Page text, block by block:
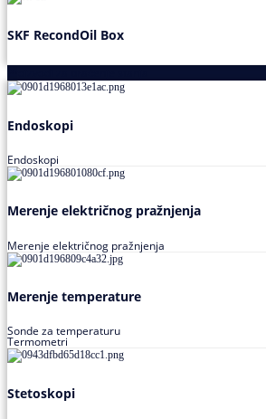
SKF RecondOil Box
Endoskopi
Endoskopi
Merenje električnog pražnjenja
Merenje električnog pražnjenja
Merenje temperature
Sonde za temperaturu
Termometri
Stetoskopi